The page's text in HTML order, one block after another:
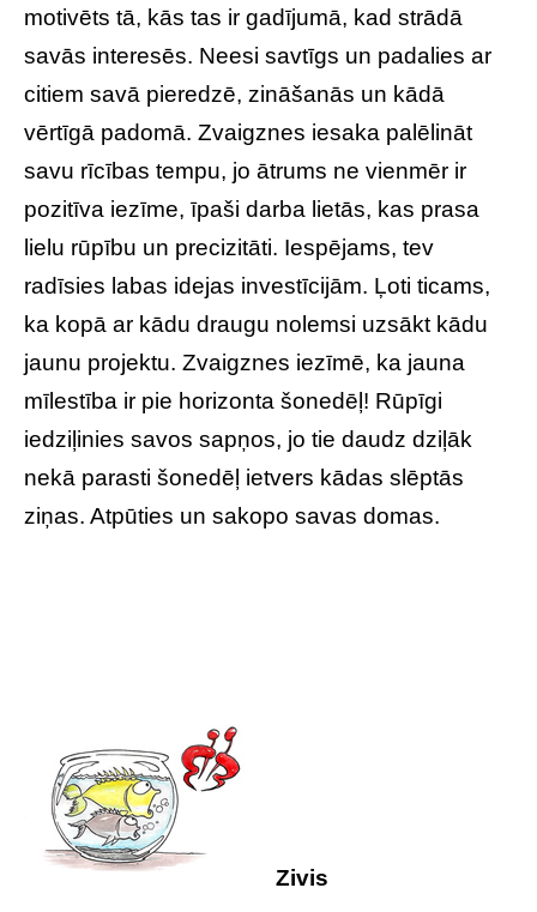
motivēts tā, kās tas ir gadījumā, kad strādā
savās interesēs. Neesi savtīgs un padalies ar
citiem savā pieredzē, zināšanās un kādā
vērtīgā padomā. Zvaigznes iesaka palēlināt
savu rīcības tempu, jo ātrums ne vienmēr ir
pozitīva iezīme, īpaši darba lietās, kas prasa
lielu rūpību un precizitāti. Iespējams, tev
radīsies labas idejas investīcijām. Ļoti ticams,
ka kopā ar kādu draugu nolemsi uzsākt kādu
jaunu projektu. Zvaigznes iezīmē, ka jauna
mīlestība ir pie horizonta šonedēļ! Rūpīgi
iedziļinies savos sapņos, jo tie daudz dziļāk
nekā parasti šonedēļ ietvers kādas slēptās
ziņas. Atpūties un sakopo savas domas.
Zivis